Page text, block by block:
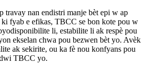
travay nan endistri manje bèt epi w ap
fyab e efikas, TBCC se bon kote pou w
li, estabilite li ak respè pou
ekselan chwa pou bezwen bèt yo. Avèk
ak sekirite, ou ka fè nou konfyans pou
TBCC yo.